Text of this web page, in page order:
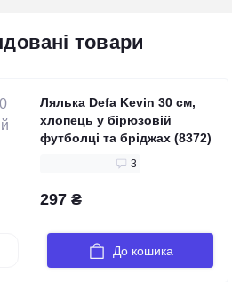
товари
Лялька Defa Kevin 30 см,
хлопець у бірюзовій
футболці та бріджах (8372)
3
297 ₴
До кошика